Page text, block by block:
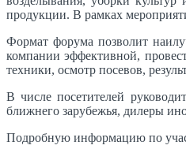
продукции. В рамках
Формат форума позволит
компании эффективной,
техники, осмотр посевов,
В числе посетителей
ближнего зарубежья, дилеры
Подробную информацию по